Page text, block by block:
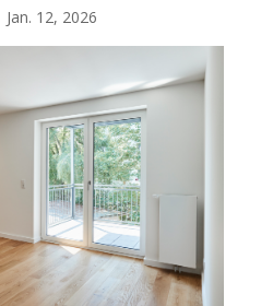
Jan. 12, 2026